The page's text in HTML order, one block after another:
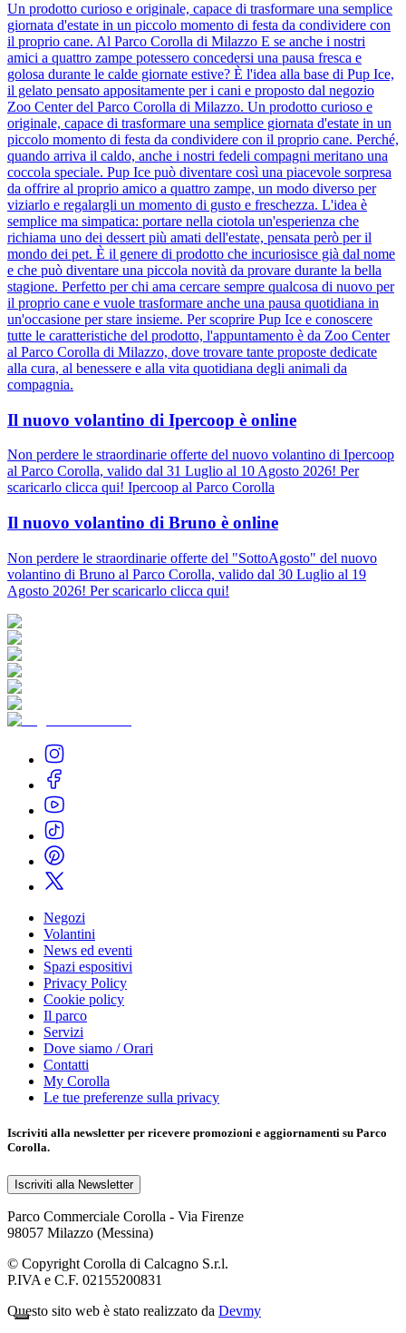
Un prodotto curioso e originale, capace di trasformare una semplice
giornata d'estate in un piccolo momento di festa da condividere con
il proprio cane. Al Parco Corolla di Milazzo E se anche i nostri
amici a quattro zampe potessero concedersi una pausa fresca e
golosa durante le calde giornate estive? È l'idea alla base di Pup Ice,
il gelato pensato appositamente per i cani e proposto dal negozio
Zoo Center del Parco Corolla di Milazzo. Un prodotto curioso e
originale, capace di trasformare una semplice giornata d'estate in un
piccolo momento di festa da condividere con il proprio cane. Perché,
quando arriva il caldo, anche i nostri fedeli compagni meritano una
coccola speciale. Pup Ice può diventare così una piacevole sorpresa
da offrire al proprio amico a quattro zampe, un modo diverso per
viziarlo e regalargli un momento di gusto e freschezza. L'idea è
semplice ma simpatica: portare nella ciotola un'esperienza che
richiama uno dei dessert più amati dell'estate, pensata però per il
mondo dei pet. È il genere di prodotto che incuriosisce già dal nome
e che può diventare una piccola novità da provare durante la bella
stagione. Perfetto per chi ama cercare sempre qualcosa di nuovo per
il proprio cane e vuole trasformare anche una pausa quotidiana in
un'occasione per stare insieme. Per scoprire Pup Ice e conoscere
tutte le caratteristiche del prodotto, l'appuntamento è da Zoo Center
al Parco Corolla di Milazzo, dove trovare tante proposte dedicate
alla cura, al benessere e alla vita quotidiana degli animali da
compagnia.
Il nuovo volantino di Ipercoop è online
Non perdere le straordinarie offerte del nuovo volantino di Ipercoop
al Parco Corolla, valido dal 31 Luglio al 10 Agosto 2026! Per
scaricarlo clicca qui! Ipercoop al Parco Corolla
Il nuovo volantino di Bruno è online
Non perdere le straordinarie offerte del "SottoAgosto" del nuovo
volantino di Bruno al Parco Corolla, valido dal 30 Luglio al 19
Agosto 2026! Per scaricarlo clicca qui!
Negozi
Volantini
News ed eventi
Spazi espositivi
Privacy Policy
Cookie policy
Il parco
Servizi
Dove siamo / Orari
Contatti
My Corolla
Le tue preferenze sulla privacy
Iscriviti alla newsletter per ricevere promozioni e aggiornamenti su Parco
Corolla.
Iscriviti alla Newsletter
Parco Commerciale Corolla - Via Firenze
98057 Milazzo (Messina)
© Copyright Corolla di Calcagno S.r.l.
P.IVA e C.F. 02155200831
Questo sito web è stato realizzato da Devmy